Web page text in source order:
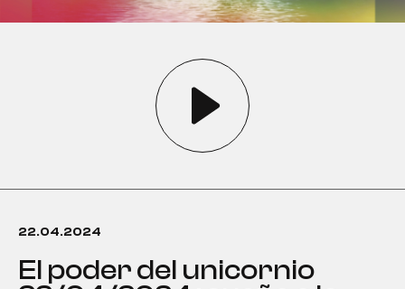
22.04.2024
el poder del unicornio